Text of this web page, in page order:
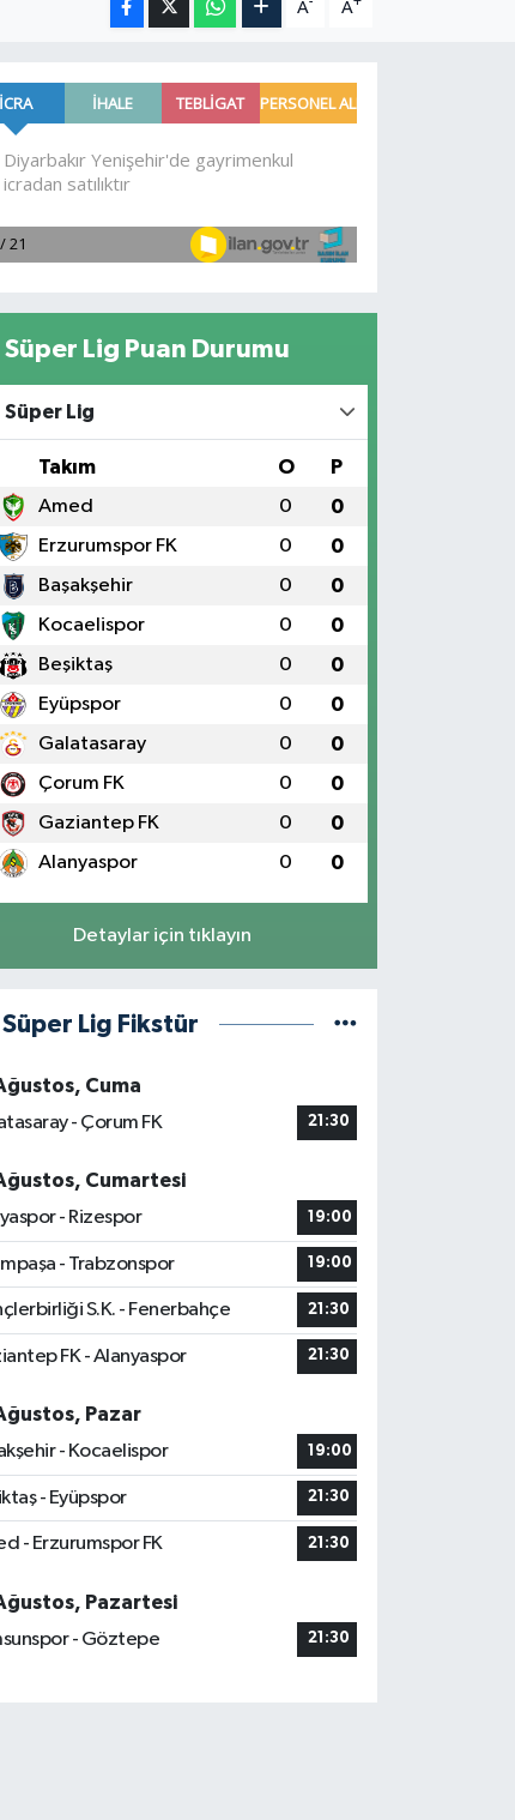
A A
Süper Lig Puan Durumu
Süper Lig
Takım O P
Amed 0 0
Erzurumspor FK 0 0
Başakşehir 0 0
Kocaelispor 0 0
Beşiktaş 0 0
Eyüpspor 0 0
Galatasaray 0 0
Çorum FK 0 0
Gaziantep FK 0 0
Alanyaspor 0 0
Detaylar için tıklayın
Süper Lig Fikstür
Cuma
- Çorum FK
21:30
Cumartesi
- Rizespor
19:00
- Trabzonspor 19:00
S.K. - Fenerbahçe 21:30
FK - Alanyaspor 21:30
Pazar
- Kocaelispor
19:00
- Eyüpspor 21:30
- Erzurumspor FK 21:30
Pazartesi
- Göztepe
21:30